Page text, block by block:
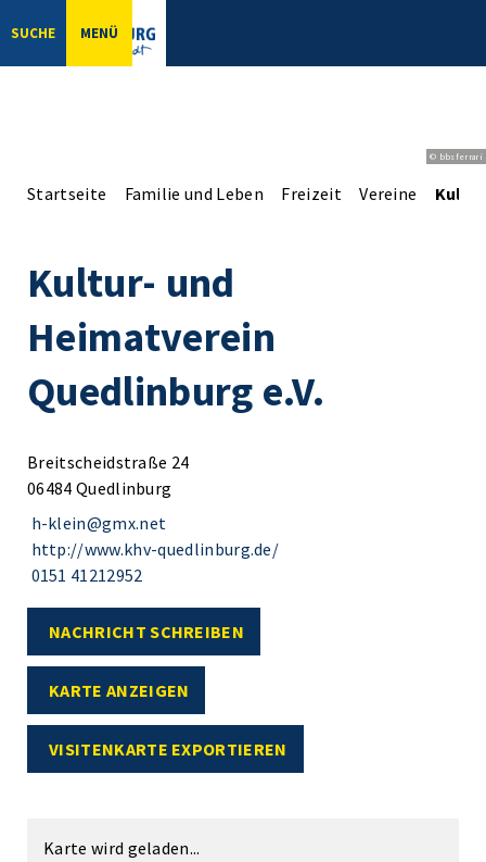
SUCHE MENÜ
© bbsferrari
Startseite Familie und Leben Freizeit Vereine
Kultur- und
Heimatverein
Quedlinburg e.V.
Breitscheidstraße 24
06484 Quedlinburg
h-klein@gmx.net
http://www.khv-quedlinburg.de/
0151 41212952
NACHRICHT SCHREIBEN
KARTE ANZEIGEN
VISITENKARTE EXPORTIEREN
Karte wird geladen...